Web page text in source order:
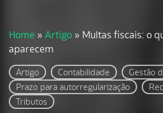
Home » Artigo » Multas fiscais: o
aparecem
Artigo Contabilidade Gestão
Prazo para autorregularização
Tributos